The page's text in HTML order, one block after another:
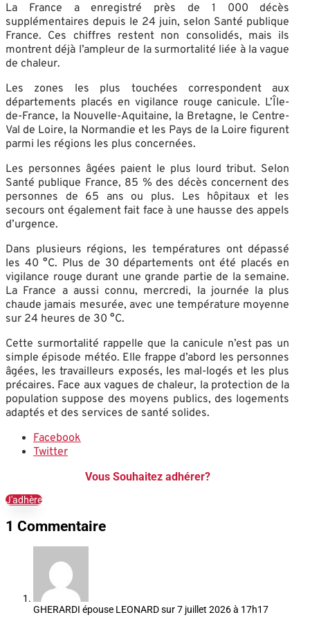
La France a enregistré près de 1 000 décès
supplémentaires depuis le 24 juin, selon Santé publique
France. Ces chiffres restent non consolidés, mais ils
montrent déjà l’ampleur de la surmortalité liée à la vague
de chaleur.
Les zones les plus touchées correspondent aux
départements placés en vigilance rouge canicule. L’Île-
de-France, la Nouvelle-Aquitaine, la Bretagne, le Centre-
Val de Loire, la Normandie et les Pays de la Loire figurent
parmi les régions les plus concernées.
Les personnes âgées paient le plus lourd tribut. Selon
Santé publique France, 85 % des décès concernent des
personnes de 65 ans ou plus. Les hôpitaux et les
secours ont également fait face à une hausse des appels
d’urgence.
Dans plusieurs régions, les températures ont dépassé
les 40 °C. Plus de 30 départements ont été placés en
vigilance rouge durant une grande partie de la semaine.
La France a aussi connu, mercredi, la journée la plus
chaude jamais mesurée, avec une température moyenne
sur 24 heures de 30 °C.
Cette surmortalité rappelle que la canicule n’est pas un
simple épisode météo. Elle frappe d’abord les personnes
âgées, les travailleurs exposés, les mal-logés et les plus
précaires. Face aux vagues de chaleur, la protection de la
population suppose des moyens publics, des logements
adaptés et des services de santé solides.
Facebook
Twitter
Vous Souhaitez adhérer?
J'adhère
1 Commentaire
GHERARDI épouse LEONARDsur 7 juillet 2026 à 17h17